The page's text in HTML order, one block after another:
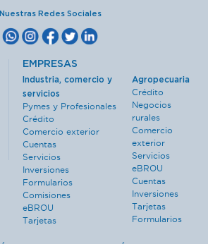
Nuestras Redes Sociales
EMPRESAS
Industria, comercio y
servicios
Pymes y Profesionales
Crédito
Comercio exterior
Cuentas
Servicios
Inversiones
Formularios
Comisiones
eBROU
Tarjetas
Agropecuaria
Crédito
Negocios
rurales
Comercio
exterior
Servicios
eBROU
Cuentas
Inversiones
Tarjetas
Formularios